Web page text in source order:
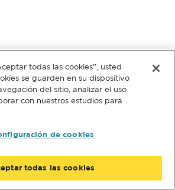
todas las cookies”, usted
se guarden en su dispositivo
del sitio, analizar el uso
con nuestros estudios para
de cookies
todas las cookies